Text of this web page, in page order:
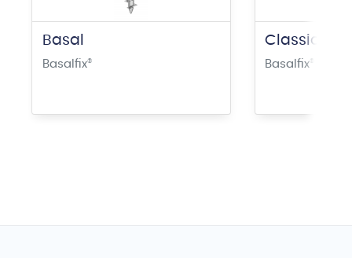
Basal
Basalfix®
Classical
Basalfix